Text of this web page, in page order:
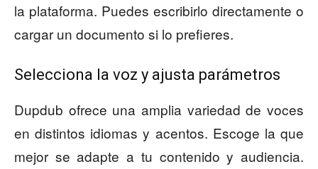
la plataforma. Puedes escribirlo directamente o
cargar un documento si lo prefieres.
Selecciona la voz y ajusta parámetros
Dupdub ofrece una amplia variedad de voces
en distintos idiomas y acentos. Escoge la que
mejor se adapte a tu contenido y audiencia.